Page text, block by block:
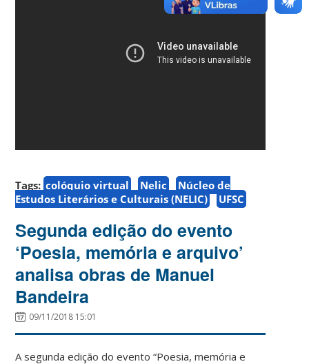
Tags: colóquio virtual Nelic
Núcleo de
Estudos Literários e Culturais (NELIC)
UFSC
Segunda edição do evento
‘Poesia, memória e arquivo’
analisa obras de Manuel
Bandeira
09/11/2018 15:01
A segunda edição do evento “Poesia, memória e